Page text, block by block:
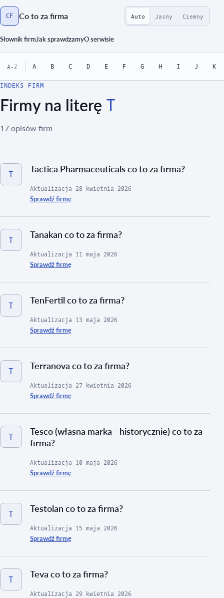
CF Co to za firma
Strona główna
Słownik firmJak sprawdzamyO serwisie
Auto Jasny Ciemny
A-Z A B C D E F G H I J K
INDEKS FIRM
Firmy na literę T
17 opisów firm
T Tactica Pharmaceuticals co to za firma?
Aktualizacja 28 kwietnia 2026
Sprawdź firmę
T Tanakan co to za firma?
Aktualizacja 11 maja 2026
Sprawdź firmę
T TenFertil co to za firma?
Aktualizacja 13 maja 2026
Sprawdź firmę
T Terranova co to za firma?
Aktualizacja 27 kwietnia 2026
Sprawdź firmę
T
Tesco (własna marka - historycznie) co to za
firma?
Aktualizacja 10 maja 2026
Sprawdź firmę
T Testolan co to za firma?
Aktualizacja 15 maja 2026
Sprawdź firmę
T Teva co to za firma?
Aktualizacja 29 kwietnia 2026